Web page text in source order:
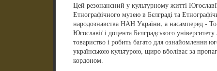
Цей резонансний у культурному житті
Етнографічного музею в Бєлграді та
народознавства НАН України, а насамперед -
Югославії і доцента Бєлградського
товариство і робить багато для ознайомлення
українською культурою, щиро вболіває за
кордоном.